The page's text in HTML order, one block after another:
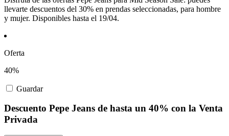
llevarte descuentos del 30% en prendas seleccionadas, para hombre
y mujer. Disponibles hasta el 19/04.
Oferta
40%
Guardar
Descuento Pepe Jeans de hasta un 40% con la Venta
Privada